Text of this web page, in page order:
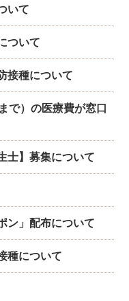
いて
ついて
接種について
で）の医療費が窓口
士】募集について
ン」配布について
種について